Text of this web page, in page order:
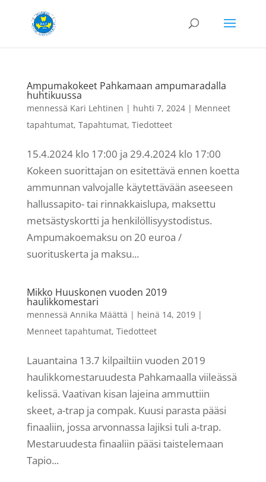
Ampumakokeet Pahkamaan ampumaradalla
huhtikuussa
mennessä Kari Lehtinen | huhti 7, 2024| Menneet
tapahtumat, Tapahtumat, Tiedotteet
15.4.2024 klo 17:00 ja 29.4.2024 klo 17:00
Kokeen suorittajan on esitettävä ennen koetta
ammunnan valvojalle käytettävään aseeseen
hallussapito- tai rinnakkaislupa, maksettu
metsästyskortti ja henkilöllisyystodistus.
Ampumakoemaksu on 20 euroa /
suorituskerta ja maksu...
Mikko Huuskonen vuoden 2019
haulikkomestari
mennessä Annika Määttä | heinä 14, 2019|
Menneet tapahtumat, Tiedotteet
Lauantaina 13.7 kilpailtiin vuoden 2019
haulikkomestaruudesta Pahkamaalla viileässä
kelissä. Vaativan kisan lajeina ammuttiin
skeet, a-trap ja compak. Kuusi parasta pääsi
finaaliin, jossa arvonnassa lajiksi tuli a-trap.
Mestaruudesta finaaliin pääsi taistelemaan
Tapio...